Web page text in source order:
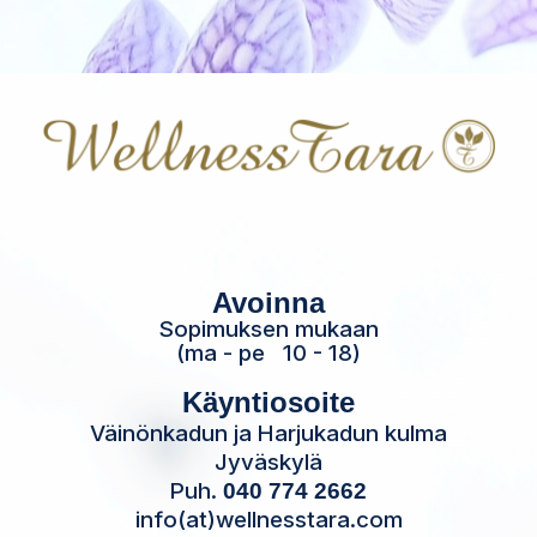
Avoinna
Sopimuksen mukaan
(ma - pe 10 - 18)
Käyntiosoite
Väinönkadun ja Harjukadun kulma
Jyväskylä
Puh. 040 774 2662
info(at)wellnesstara.com